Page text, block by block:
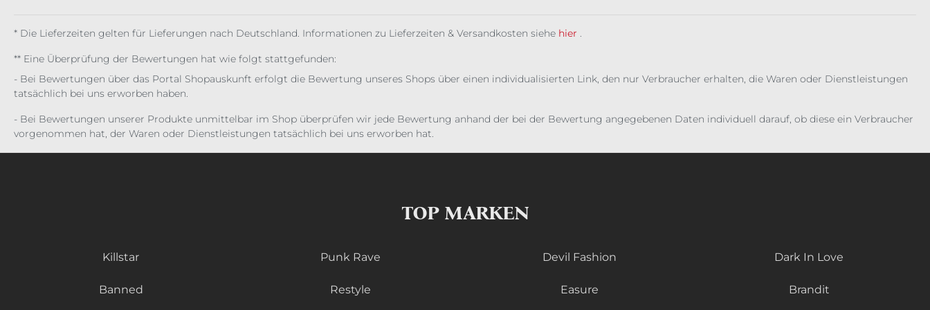
* Die Lieferzeiten gelten für Lieferungen nach Deutschland. Informationen zu Lieferzeiten & Versandkosten siehe hier .
** Eine Überprüfung der Bewertungen hat wie folgt stattgefunden:
- Bei Bewertungen über das Portal Shopauskunft erfolgt die Bewertung unseres Shops über einen individualisierten Link, den nur Verbraucher erhalten, die Waren oder Dienstleistungen
tatsächlich bei uns erworben haben.
- Bei Bewertungen unserer Produkte unmittelbar im Shop überprüfen wir jede Bewertung anhand der bei der Bewertung angegebenen Daten individuell darauf, ob diese ein Verbraucher
vorgenommen hat, der Waren oder Dienstleistungen tatsächlich bei uns erworben hat.
TOP MARKEN
Killstar Punk Rave Devil Fashion Dark In Love
Banned Restyle Easure Brandit